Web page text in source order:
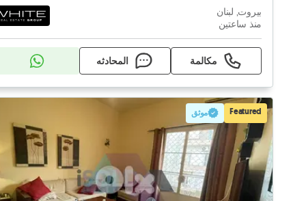
بيروت, لبنان
منذ ساعتين
مكالمة المحادثه
Featured موثق